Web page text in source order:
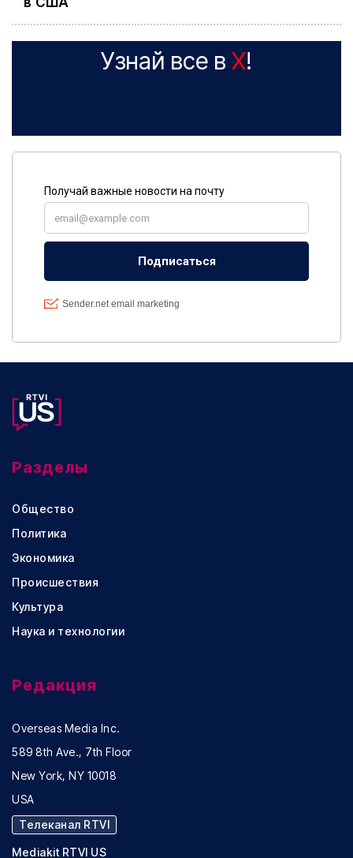
Узнай все в X!
Разделы
Общество
Политика
Экономика
Происшествия
Культура
Наука и технологии
Редакция
Overseas Media Inc.
589 8th Ave., 7th Floor
New York, NY 10018
USA
Телеканал RTVI
Mediakit RTVI US